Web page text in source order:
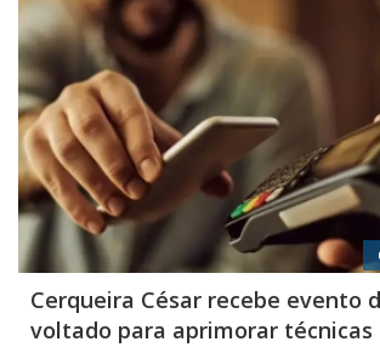
Cerqueira César recebe evento
voltado para aprimorar técnicas